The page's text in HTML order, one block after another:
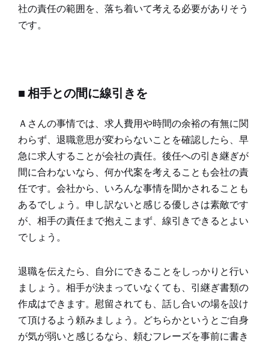
社の責任の範囲を、落ち着いて考える必要がありそう
です。
■ 相手との間に線引きを
Ａさんの事情では、求人費用や時間の余裕の有無に関
わらず、退職意思が変わらないことを確認したら、早
急に求人することが会社の責任。後任への引き継ぎが
間に合わないなら、何か代案を考えることも会社の責
任です。会社から、いろんな事情を聞かされることも
あるでしょう。申し訳ないと感じる優しさは素敵です
が、相手の責任まで抱えこまず、線引きできるとよい
でしょう。
退職を伝えたら、自分にできることをしっかりと行い
ましょう。相手が決まっていなくても、引継ぎ書類の
作成はできます。慰留されても、話し合いの場を設け
て頂けるよう頼みましょう。どちらかというとご自身
が気が弱いと感じるなら、頼むフレーズを事前に書き